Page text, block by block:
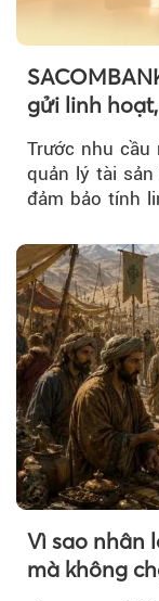
gửi linh
Trước nhu cầu
quản lý tài
đảm bảo tính
Vì sao nhân
mà không